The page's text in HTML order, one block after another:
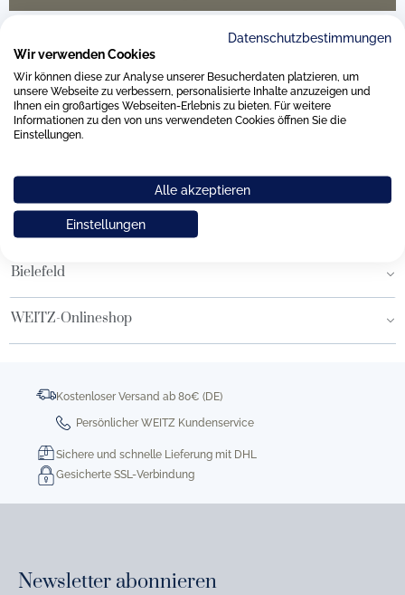
Unsere Häuser
Hannover
Hamburg am Neuen Wall
Hamburg AEZ
Bielefeld
WEITZ-Onlineshop
Kostenloser Versand ab 80€ (DE)
Persönlicher WEITZ Kundenservice
Sichere und schnelle Lieferung mit DHL
Gesicherte SSL-Verbindung
Newsletter abonnieren
Datenschutzbestimmungen
Wir verwenden Cookies
Wir können diese zur Analyse unserer Besucherdaten platzieren, um
unsere Webseite zu verbessern, personalisierte Inhalte anzuzeigen und
Ihnen ein großartiges Webseiten-Erlebnis zu bieten. Für weitere
Informationen zu den von uns verwendeten Cookies öffnen Sie die
Einstellungen.
Alle akzeptieren
Einstellungen